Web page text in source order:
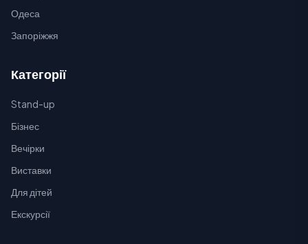
Одеса
Запоріжжя
Категорії
Stand-up
Бізнес
Вечірки
Виставки
Для дітей
Екскурсії